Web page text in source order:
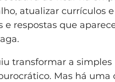
atualizar currículos
respostas que
transformar a
Mas há